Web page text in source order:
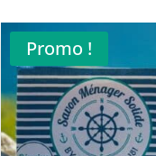
initial
était :
69,00€.
actuel
est :
49,00€.
Promo !